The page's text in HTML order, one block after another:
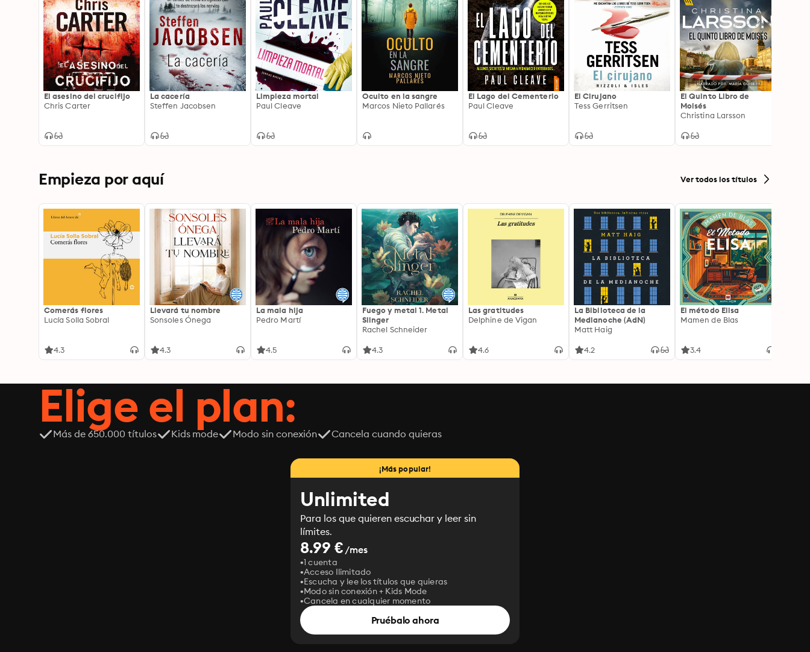
El asesino del crucifijo
Chris Carter
La cacería
Steffen Jacobsen
Limpieza mortal
Paul Cleave
Oculto en la sangre
Marcos Nieto Pallarés
El Lago del Cementerio
Paul Cleave
El Cirujano
Tess Gerritsen
El Quinto Libro de
Moisés
Christina Larsson
Empieza por aquí Ver todos los títulos
Comerás flores
Lucía Solla Sobral
4.3
Llevará tu nombre
Sonsoles Ónega
4.3
La mala hija
Pedro Martí
4.5
Fuego y metal 1. Metal
Slinger
Rachel Schneider
4.3
Las gratitudes
Delphine de Vigan
4.6
La Biblioteca de la
Medianoche (AdN)
Matt Haig
4.2
El método Elisa
Mamen de Blas
3.4
Elige el plan:
Más de 650.000 títulos Kids mode Modo sin conexión Cancela cuando quieras
¡Más popular!
Unlimited
Para los que quieren escuchar y leer sin
límites.
8.99 €/mes
1 cuenta
Acceso Ilimitado
Escucha y lee los títulos que quieras
Modo sin conexión + Kids Mode
Cancela en cualquier momento
Pruébalo ahora